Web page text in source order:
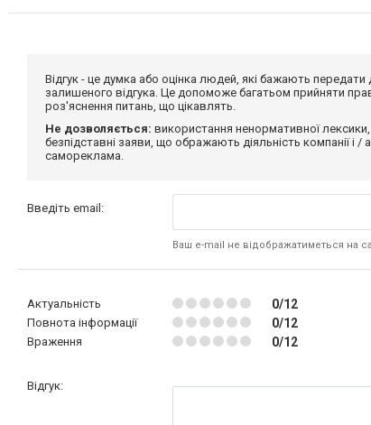
Відгук - це думка або оцінка людей, які бажають
залишеного відгука. Це допоможе багатьом прийняти
роз'яснення питань, що цікавлять.
Не дозволяється: використання ненормативної
безпідставні заяви, що ображають діяльність компанії і
самореклама.
Введіть email:
Ваш e-mail не відображатиметься на
Актуальність 0/12
Повнота інформації 0/12
Враження 0/12
Відгук: